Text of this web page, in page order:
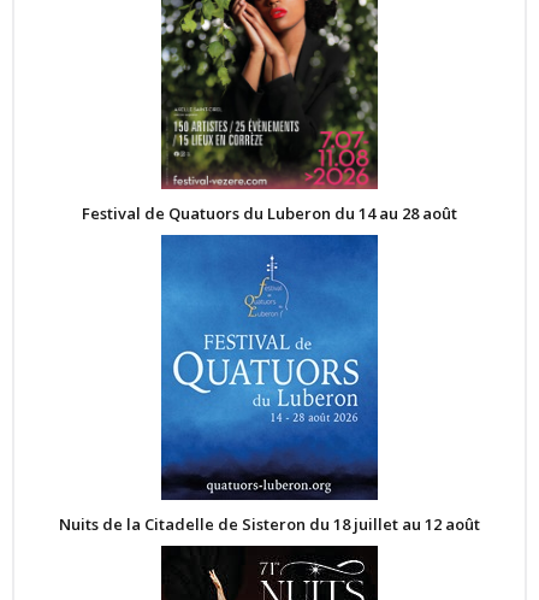
Festival de Quatuors du Luberon du 14 au 28 août
Nuits de la Citadelle de Sisteron du 18 juillet au 12 août